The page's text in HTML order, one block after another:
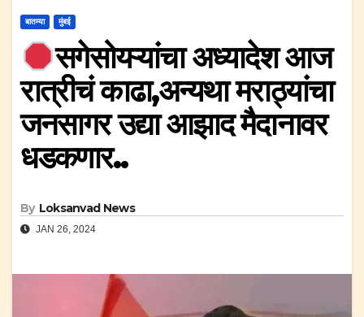
बातम्या मुंबई
सगेसोयऱ्यांचा अध्यादेश आज
रात्रीचं काढा,अन्यथा मराठ्यांचा
जनसागर उद्या आझाद मैदानावर
धडकणार..
By Loksanvad News
JAN 26, 2024